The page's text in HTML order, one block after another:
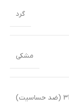
گرد
مشکی